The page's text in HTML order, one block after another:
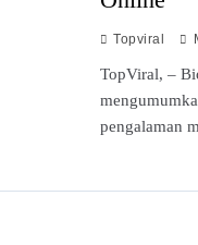
Topviral
TopViral, –
pengalaman